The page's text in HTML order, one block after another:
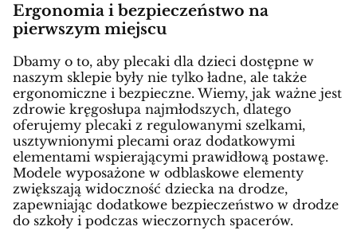
Ergonomia i bezpieczeństwo na
pierwszym miejscu
Dbamy o to, aby plecaki dla dzieci dostępne w
naszym sklepie były nie tylko ładne, ale także
ergonomiczne i bezpieczne. Wiemy, jak ważne jest
zdrowie kręgosłupa najmłodszych, dlatego
oferujemy plecaki z regulowanymi szelkami,
usztywnionymi plecami oraz dodatkowymi
elementami wspierającymi prawidłową postawę.
Modele wyposażone w odblaskowe elementy
zwiększają widoczność dziecka na drodze,
zapewniając dodatkowe bezpieczeństwo w drodze
do szkoły i podczas wieczornych spacerów.